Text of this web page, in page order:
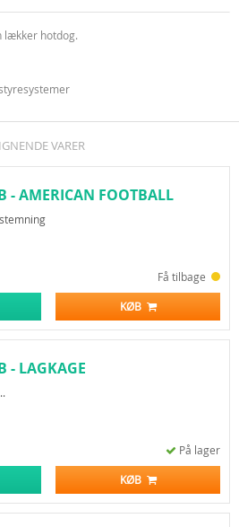
lækker hotdog.
VARER
- AMERICAN FOOTBALL
Få tilbage
KØB
- LAGKAGE
På lager
KØB